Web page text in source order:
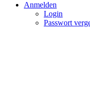
Anmelden
Login
Passwort